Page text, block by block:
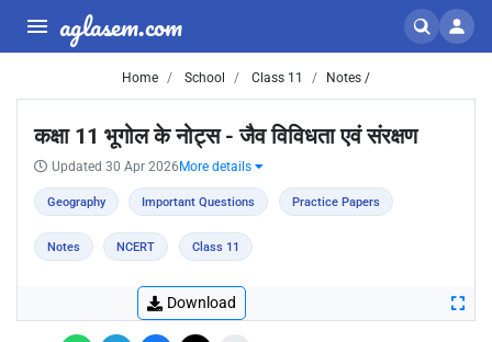
aglasem.com
Home School Class 11 Notes /
कक्षा 11 भूगोल के नोट्स - जैव विविधता एवं संरक्षण
Updated 30 Apr 2026 More details
Geography Important Questions Practice Papers
Notes NCERT Class 11
Download